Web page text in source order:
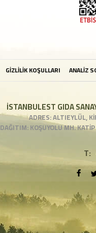
GİZLİLİK KOŞULLARI ANALİZ
İSTANBULEST GIDA
ADRES: ALTIEYLÜL,
DAĞITIM: KOŞUYOLU MH.
T: